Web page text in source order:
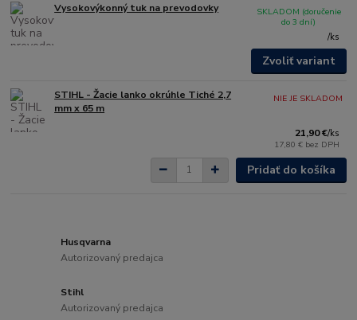
Vysokovýkonný tuk na prevodovky
/ks
SKLADOM (doručenie
do 3 dní)
Zvoliť variant
STIHL - Žacie lanko okrúhle Tiché 2,7
mm x 65 m
21,90 €/ks
17,80 € bez DPH
NIE JE SKLADOM
Pridať do košíka
Husqvarna
Autorizovaný predajca
Stihl
Autorizovaný predajca